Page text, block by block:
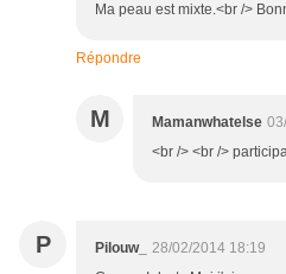
Ma peau est mixte.<br />
Répondre
M Mamanwhatelse
<br /> <br />
P Pilouw_
28/02/2014 18:19